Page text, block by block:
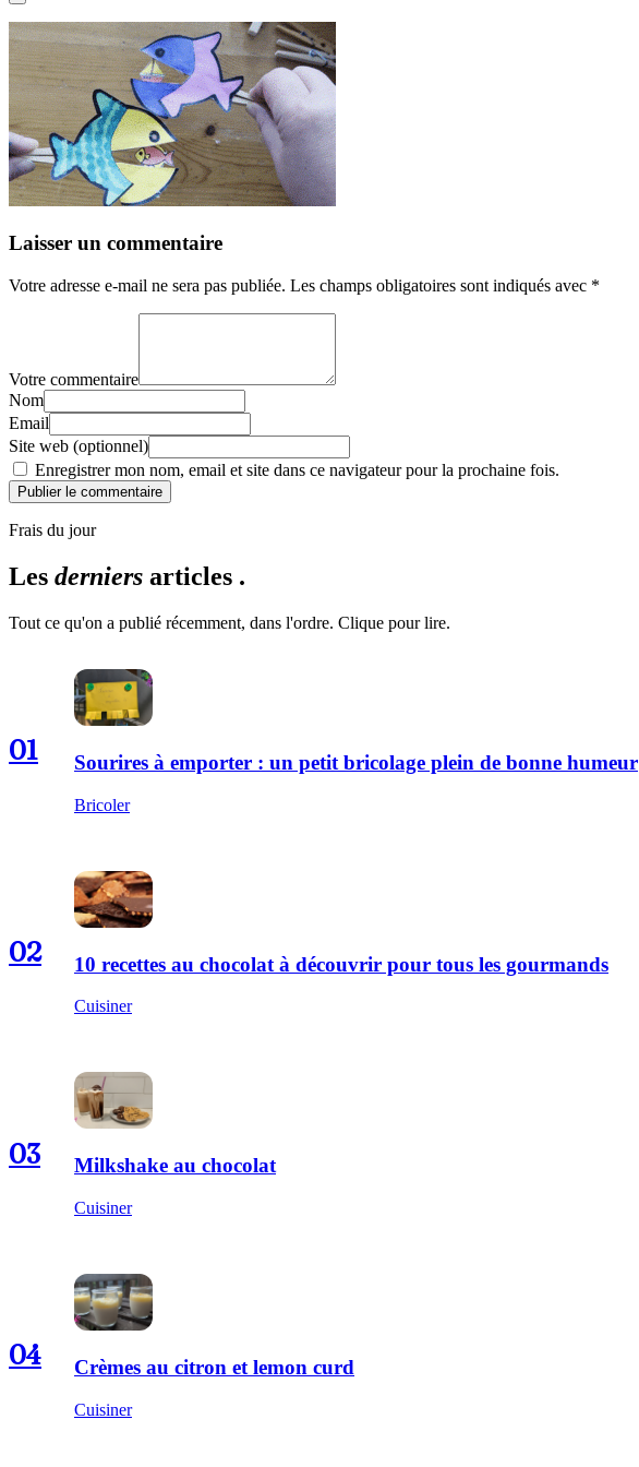
Laisser un commentaire
Votre adresse e-mail ne sera pas publiée. Les champs obligatoires sont indiqués avec *
Votre commentaire
Nom
Email
Site web (optionnel)
Enregistrer mon nom, email et site dans ce navigateur pour la prochaine fois.
Publier le commentaire
Frais du jour
Les derniers articles .
Tout ce qu'on a publié récemment, dans l'ordre. Clique pour lire.
01 Sourires à emporter : un petit bricolage plein de bonne humeur
Bricoler
02 10 recettes au chocolat à découvrir pour tous les gourmands
Cuisiner
03 Milkshake au chocolat
Cuisiner
04 Crèmes au citron et lemon curd
Cuisiner